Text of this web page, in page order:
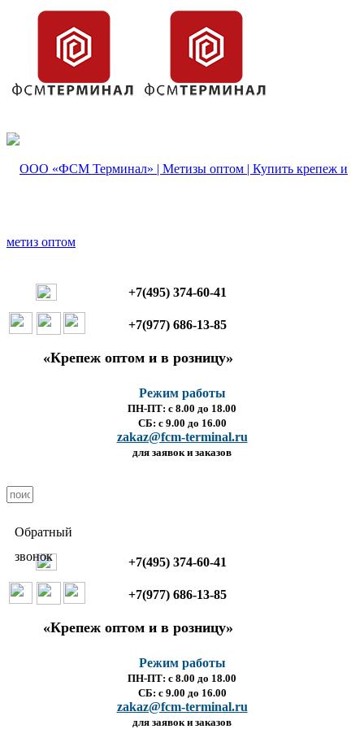
+7(495) 374-60-41
+7(977) 686-13-85
«Крепеж оптом и в розницу»
Режим работы
ПН-ПТ: с 8.00 до 18.00
СБ: с 9.00 до 16.00
zakaz@fcm-terminal.ru
для заявок и заказов
Обратный
звонок
+7(495) 374-60-41
+7(977) 686-13-85
«Крепеж оптом и в розницу»
Режим работы
ПН-ПТ: с 8.00 до 18.00
СБ: с 9.00 до 16.00
zakaz@fcm-terminal.ru
для заявок и заказов